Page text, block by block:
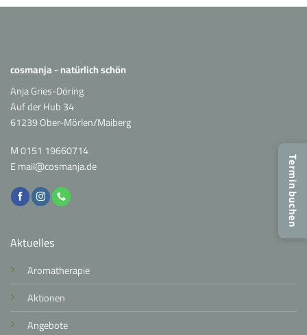
Termin buchen
cosmanja - natürlich schön
Anja Gries-Döring
Auf der Hub 34
61239 Ober-Mörlen/Maiberg
M0151 19660714
Email@cosmanja.de
Aktuelles
Aromatherapie
Aktionen
Angebote